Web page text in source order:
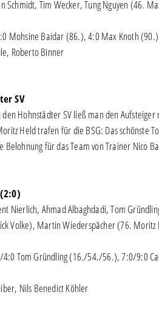
Schmidt, Tim Wecker, Tung Nguyen (46.
Mohsine Baidar (86.), 4:0 Max Knoth (90.)
Roberto Binner
SV
Hohnstädter SV ließ man den
Held trafen für die BSG: Das schönste
für das Team von Trainer Nico
Nierlich, Ahmad Albaghdadi, Tom
Volke), Martin Wiederspächer (76.
Tom Gründling (16./54./56.), 7:0/9:0
Nils Benedict Köhler